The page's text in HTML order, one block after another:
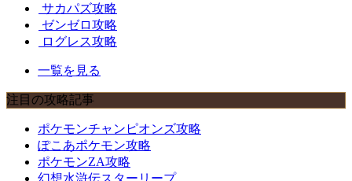
サカパズ攻略
ゼンゼロ攻略
ログレス攻略
一覧を見る
注目の攻略記事
ポケモンチャンピオンズ攻略
ぽこあポケモン攻略
ポケモンZA攻略